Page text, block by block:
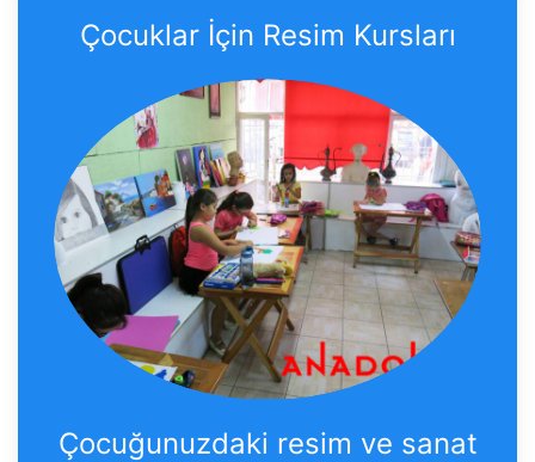
Çocuklar İçin Resim Kursları
Çocuğunuzdaki resim ve sanat